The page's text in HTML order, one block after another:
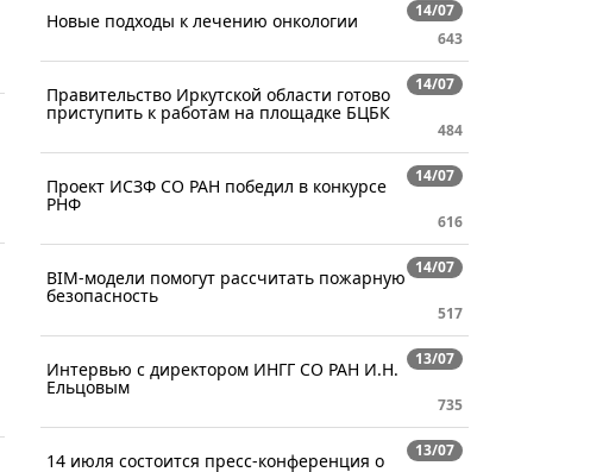
14/07
Новые подходы к лечению онкологии
643
14/07
Правительство Иркутской области готово
приступить к работам на площадке БЦБК
484
14/07
Проект ИСЗФ СО РАН победил в конкурсе
РНФ
616
14/07
BIM-модели помогут рассчитать пожарную
безопасность
517
13/07
Интервью с директором ИНГГ СО РАН И.Н.
Ельцовым
735
13/07
14 июля состоится пресс-конференция о